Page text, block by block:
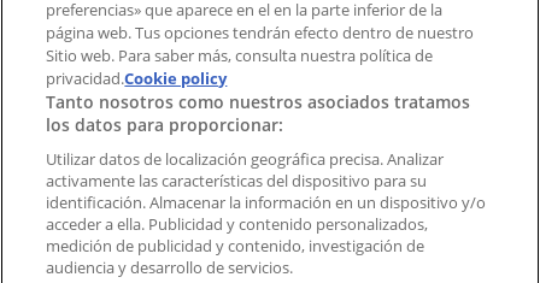
Marcas
Marcas locales
Negocios
Negocios cercanos
Productos
Productos locales
Ciudades
Descargar la APP Tiendeo
preferencias» que aparece en el en la parte inferior de la
página web. Tus opciones tendrán efecto dentro de nuestro
Sitio web. Para saber más, consulta nuestra política de
privacidad.Cookie policy
Tanto nosotros como nuestros asociados tratamos
los datos para proporcionar:
Utilizar datos de localización geográfica precisa. Analizar
activamente las características del dispositivo para su
identificación. Almacenar la información en un dispositivo y/o
acceder a ella. Publicidad y contenido personalizados,
medición de publicidad y contenido, investigación de
audiencia y desarrollo de servicios.